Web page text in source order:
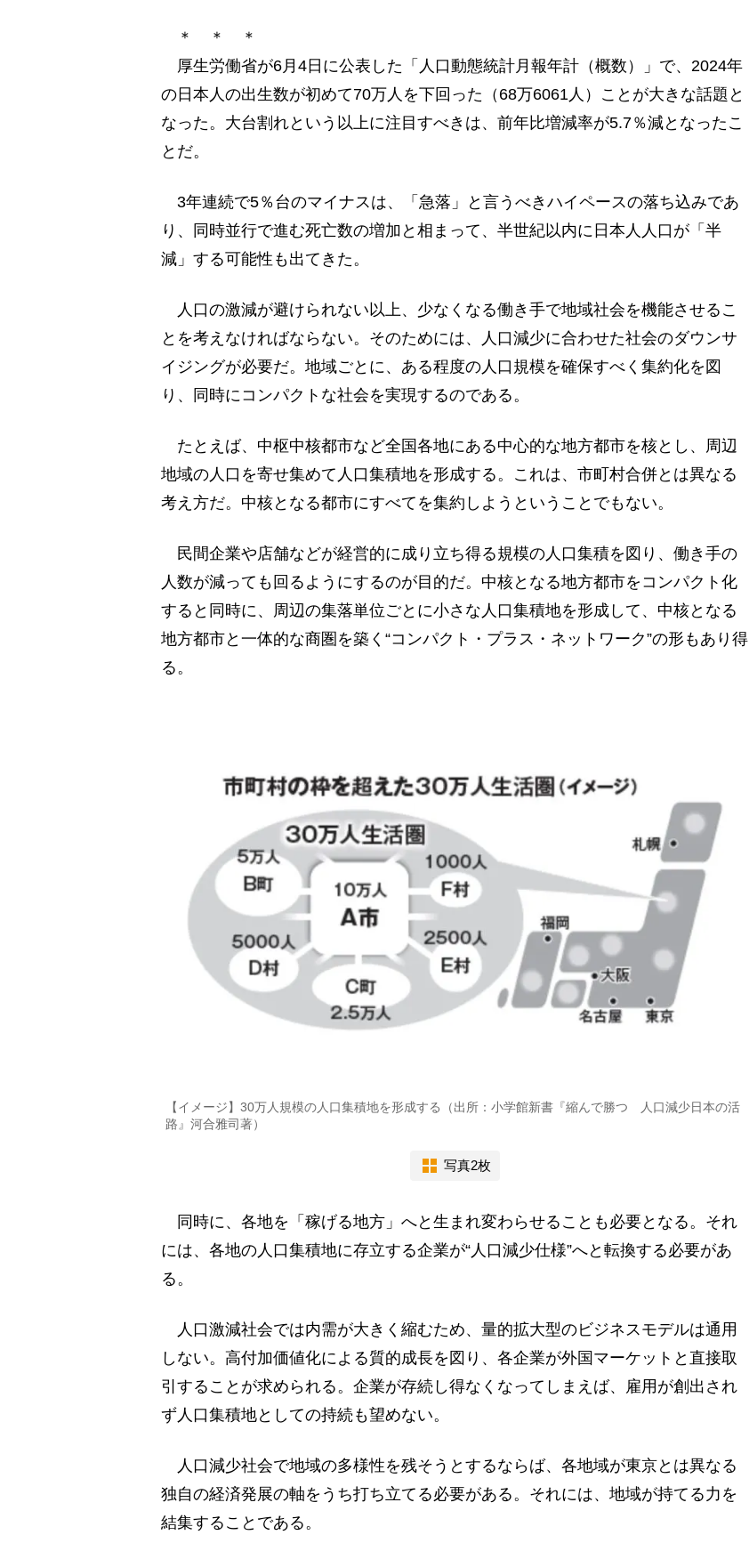
＊ ＊ ＊
厚生労働省が6月4日に公表した「人口動態統計月報年計（概数）」で、2024年
の日本人の出生数が初めて70万人を下回った（68万6061人）ことが大きな話題と
なった。大台割れという以上に注目すべきは、前年比増減率が5.7％減となったこ
とだ。
3年連続で5％台のマイナスは、「急落」と言うべきハイペースの落ち込みであ
り、同時並行で進む死亡数の増加と相まって、半世紀以内に日本人人口が「半
減」する可能性も出てきた。
人口の激減が避けられない以上、少なくなる働き手で地域社会を機能させるこ
とを考えなければならない。そのためには、人口減少に合わせた社会のダウンサ
イジングが必要だ。地域ごとに、ある程度の人口規模を確保すべく集約化を図
り、同時にコンパクトな社会を実現するのである。
たとえば、中枢中核都市など全国各地にある中心的な地方都市を核とし、周辺
地域の人口を寄せ集めて人口集積地を形成する。これは、市町村合併とは異なる
考え方だ。中核となる都市にすべてを集約しようということでもない。
民間企業や店舗などが経営的に成り立ち得る規模の人口集積を図り、働き手の
人数が減っても回るようにするのが目的だ。中核となる地方都市をコンパクト化
すると同時に、周辺の集落単位ごとに小さな人口集積地を形成して、中核となる
地方都市と一体的な商圏を築く“コンパクト・プラス・ネットワーク”の形もあり得
る。
【イメージ】30万人規模の人口集積地を形成する（出所：小学館新書『縮んで勝つ 人口減少日本の活
路』河合雅司著）
写真2枚
同時に、各地を「稼げる地方」へと生まれ変わらせることも必要となる。それ
には、各地の人口集積地に存立する企業が“人口減少仕様”へと転換する必要があ
る。
人口激減社会では内需が大きく縮むため、量的拡大型のビジネスモデルは通用
しない。高付加価値化による質的成長を図り、各企業が外国マーケットと直接取
引することが求められる。企業が存続し得なくなってしまえば、雇用が創出され
ず人口集積地としての持続も望めない。
人口減少社会で地域の多様性を残そうとするならば、各地域が東京とは異なる
独自の経済発展の軸をうち打ち立てる必要がある。それには、地域が持てる力を
結集することである。